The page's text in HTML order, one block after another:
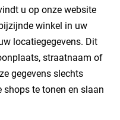
u op onze website
winkel in uw
locatiegegevens. Dit
straatnaam of
gegevens slechts
te tonen en slaan